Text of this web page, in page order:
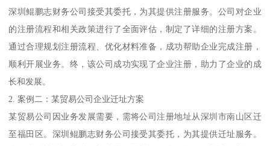
深圳鲲鹏志财务公司接受其委托，为其提供注册服务。公司对企业
的注册流程和相关政策进行了全面评估，制定了详细的注册方案。
通过合理规划注册流程、优化材料准备，成功帮助企业完成注册，
顺利开展业务。终，该公司成功实现了企业注册，助力了企业的成
长和发展。
2. 案例二：某贸易公司企业迁址方案
某贸易公司因业务发展需要，需将公司注册地址从深圳市南山区迁
至福田区。深圳鲲鹏志财务公司接受其委托，为其提供迁址服务。